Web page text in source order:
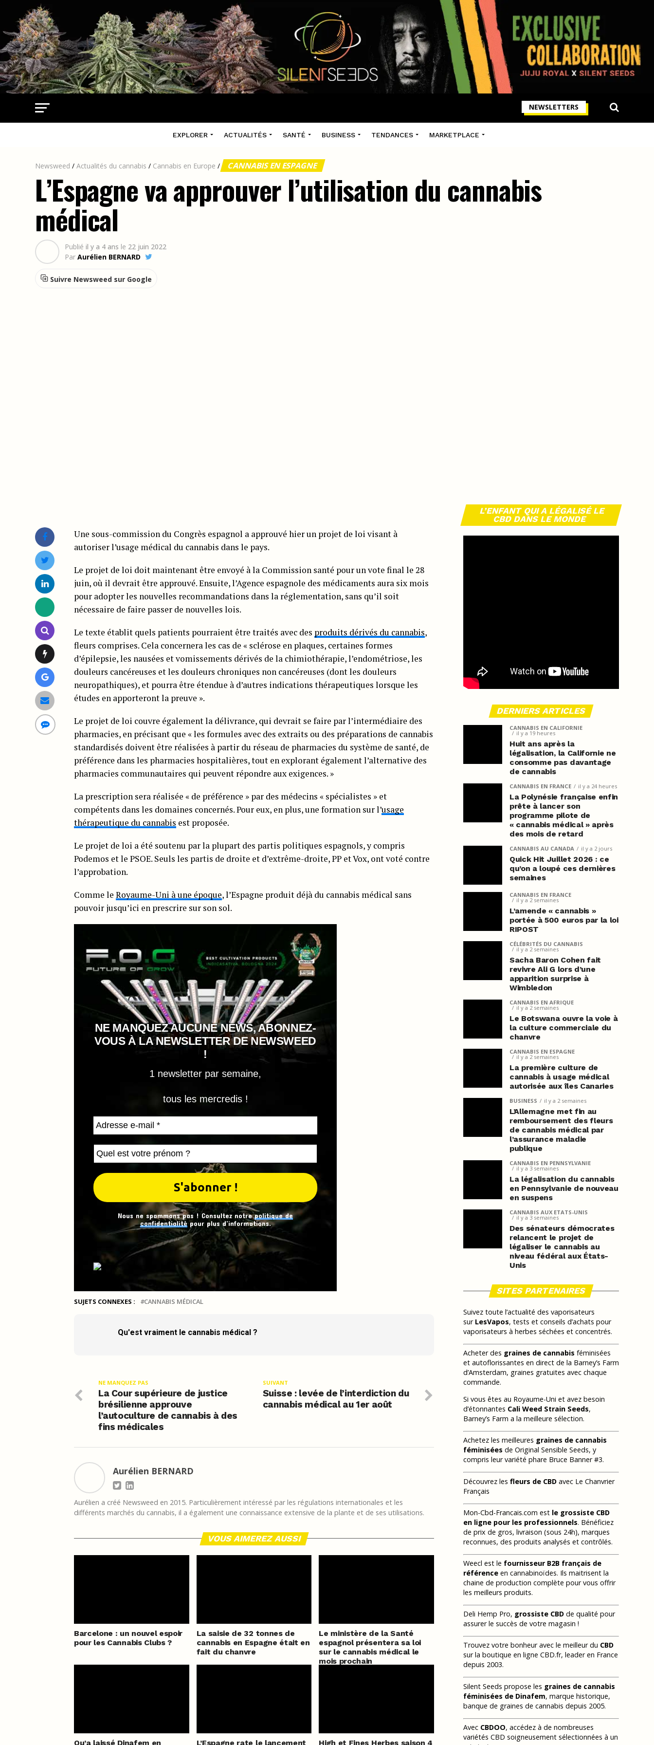
NEWSLETTERS
EXPLORER ACTUALITÉS SANTÉ BUSINESS TENDANCES MARKETPLACE
Newsweed / Actualités du cannabis / Cannabis en Europe / CANNABIS EN ESPAGNE
L’Espagne va approuver l’utilisation du cannabis
médical
Publié il y a 4 ans le 22 juin 2022
Par Aurélien BERNARD
Suivre Newsweed sur Google
Une sous-commission du Congrès espagnol a approuvé hier un projet de loi visant à
autoriser l’usage médical du cannabis dans le pays.
Le projet de loi doit maintenant être envoyé à la Commission santé pour un vote final le 28
juin, où il devrait être approuvé. Ensuite, l’Agence espagnole des médicaments aura six mois
pour adopter les nouvelles recommandations dans la réglementation, sans qu’il soit
nécessaire de faire passer de nouvelles lois.
Le texte établit quels patients pourraient être traités avec des produits dérivés du cannabis,
fleurs comprises. Cela concernera les cas de « sclérose en plaques, certaines formes
d’épilepsie, les nausées et vomissements dérivés de la chimiothérapie, l’endométriose, les
douleurs cancéreuses et les douleurs chroniques non cancéreuses (dont les douleurs
neuropathiques), et pourra être étendue à d’autres indications thérapeutiques lorsque les
études en apporteront la preuve ».
Le projet de loi couvre également la délivrance, qui devrait se faire par l’intermédiaire des
pharmacies, en précisant que « les formules avec des extraits ou des préparations de cannabis
standardisés doivent être réalisées à partir du réseau de pharmacies du système de santé, de
préférence dans les pharmacies hospitalières, tout en explorant également l’alternative des
pharmacies communautaires qui peuvent répondre aux exigences. »
La prescription sera réalisée « de préférence » par des médecins « spécialistes » et
compétents dans les domaines concernés.Pour eux, en plus, une formation sur l’usage
thérapeutique du cannabis est proposée.
Le projet de loi a été soutenu par la plupart des partis politiques espagnols, y compris
Podemos et le PSOE. Seuls les partis de droite et d’extrême-droite, PP et Vox, ont voté contre
l’approbation.
Comme le Royaume-Uni à une époque, l’Espagne produit déjà du cannabis médical sans
pouvoir jusqu’ici en prescrire sur son sol.
NE MANQUEZ AUCUNE NEWS, ABONNEZ-
VOUS À LA NEWSLETTER DE NEWSWEED
!
1 newsletter par semaine,
tous les mercredis !
Nous ne spammons pas ! Consultez notrepolitique de
confidentialitépour plus d’informations.
SUJETS CONNEXES : CANNABIS MÉDICAL
Qu'est vraiment le cannabis médical ?
SUIVANT
Suisse : levée de l’interdiction du
cannabis médical au 1er août
NE MANQUEZ PAS
La Cour supérieure de justice
brésilienne approuve
l’autoculture de cannabis à des
fins médicales
Aurélien BERNARD
Aurélien a créé Newsweed en 2015. Particulièrement intéressé par les régulations internationales et les
différents marchés du cannabis, il a également une connaissance extensive de la plante et de ses utilisations.
VOUS AIMEREZ AUSSI
Barcelone : un nouvel espoir
pour les Cannabis Clubs ?
La saisie de 32 tonnes de
cannabis en Espagne était en
fait du chanvre
Le ministère de la Santé
espagnol présentera sa loi
sur le cannabis médical le
mois prochain
Qu’a laissé Dinafem en L’Espagne rate le lancement High et Fines Herbes saison 4
L’ENFANT QUI A LÉGALISÉ LE
CBD DANS LE MONDE
DERNIERS ARTICLES
CANNABIS EN CALIFORNIE
il y a 19 heures
Huit ans après la
légalisation, la Californie ne
consomme pas davantage
de cannabis
CANNABIS EN FRANCE il y a 24 heures
La Polynésie française enfin
prête à lancer son
programme pilote de
« cannabis médical » après
des mois de retard
CANNABIS AU CANADA il y a 2 jours
Quick Hit Juillet 2026 : ce
qu’on a loupé ces dernières
semaines
CANNABIS EN FRANCE
il y a 2 semaines
L’amende « cannabis »
portée à 500 euros par la loi
RIPOST
CÉLÉBRITÉS DU CANNABIS
il y a 2 semaines
Sacha Baron Cohen fait
revivre Ali G lors d’une
apparition surprise à
Wimbledon
CANNABIS EN AFRIQUE
il y a 2 semaines
Le Botswana ouvre la voie à
la culture commerciale du
chanvre
CANNABIS EN ESPAGNE
il y a 2 semaines
La première culture de
cannabis à usage médical
autorisée aux îles Canaries
BUSINESS il y a 2 semaines
L’Allemagne met fin au
remboursement des fleurs
de cannabis médical par
l’assurance maladie
publique
CANNABIS EN PENNSYLVANIE
il y a 3 semaines
La légalisation du cannabis
en Pennsylvanie de nouveau
en suspens
CANNABIS AUX ETATS-UNIS
il y a 3 semaines
Des sénateurs démocrates
relancent le projet de
légaliser le cannabis au
niveau fédéral aux États-
Unis
SITES PARTENAIRES
Suivez toute l’actualité des vaporisateurs
sur LesVapos, tests et conseils d’achats pour
vaporisateurs à herbes séchées et concentrés.
Acheter des graines de cannabis féminisées
et autoflorissantes en direct de la Barney’s Farm
d’Amsterdam, graines gratuites avec chaque
commande.
Si vous êtes au Royaume-Uni et avez besoin
d’étonnantes Cali Weed Strain Seeds,
Barney’s Farm a la meilleure sélection.
Achetez les meilleures graines de cannabis
féminisées de Original Sensible Seeds, y
compris leur variété phare Bruce Banner #3.
Découvrez les fleurs de CBD avec Le Chanvrier
Français
Mon-Cbd-Francais.com est le grossiste CBD
en ligne pour les professionnels. Bénéficiez
de prix de gros, livraison (sous 24h), marques
reconnues, des produits analysés et contrôlés.
Weecl est le fournisseur B2B français de
référence en cannabinoïdes. Ils maitrisent la
chaine de production complète pour vous offrir
les meilleurs produits.
Deli Hemp Pro, grossiste CBD de qualité pour
assurer le succès de votre magasin !
Trouvez votre bonheur avec le meilleur du CBD
sur la boutique en ligne CBD.fr, leader en France
depuis 2003.
Silent Seeds propose les graines de cannabis
féminisées de Dinafem, marque historique,
banque de graines de cannabis depuis 2005.
Avec CBDOO, accédez à de nombreuses
variétés CBD soigneusement sélectionnées à un